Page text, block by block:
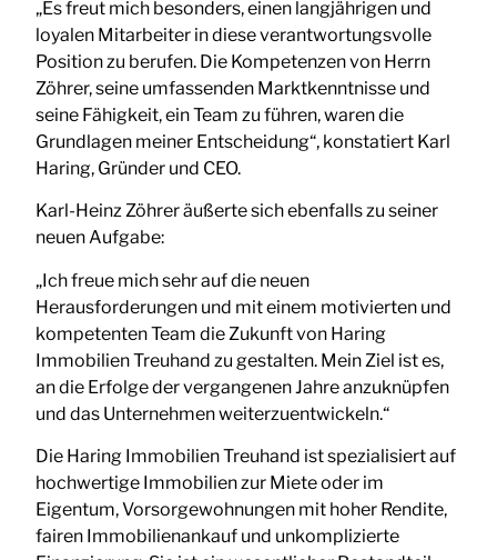
„Es freut mich besonders, einen langjährigen und
loyalen Mitarbeiter in diese verantwortungsvolle
Position zu berufen. Die Kompetenzen von Herrn
Zöhrer, seine umfassenden Marktkenntnisse und
seine Fähigkeit, ein Team zu führen, waren die
Grundlagen meiner Entscheidung“, konstatiert Karl
Haring, Gründer und CEO.
Karl-Heinz Zöhrer äußerte sich ebenfalls zu seiner
neuen Aufgabe:
„Ich freue mich sehr auf die neuen
Herausforderungen und mit einem motivierten und
kompetenten Team die Zukunft von Haring
Immobilien Treuhand zu gestalten. Mein Ziel ist es,
an die Erfolge der vergangenen Jahre anzuknüpfen
und das Unternehmen weiterzuentwickeln.“
Die Haring Immobilien Treuhand ist spezialisiert auf
hochwertige Immobilien zur Miete oder im
Eigentum, Vorsorgewohnungen mit hoher Rendite,
fairen Immobilienankauf und unkomplizierte